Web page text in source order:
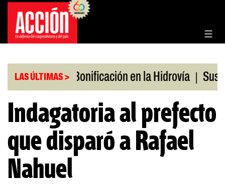
Saltar
contenido
LAS ÚLTIMAS >
en julio | Bonificación en la Hidrovía |
Indagatoria al prefecto
que disparó a Rafael
Nahuel